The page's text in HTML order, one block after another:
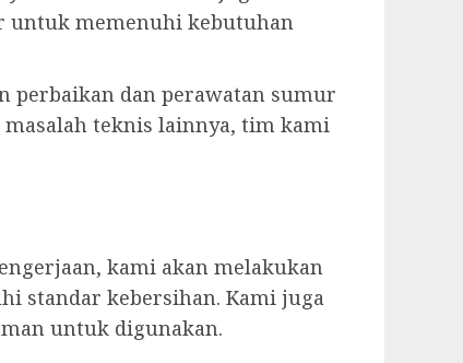
untuk memenuhi kebutuhan
perbaikan dan perawatan sumur
teknis lainnya, tim kami
kami akan melakukan
standar kebersihan. Kami juga
untuk digunakan.